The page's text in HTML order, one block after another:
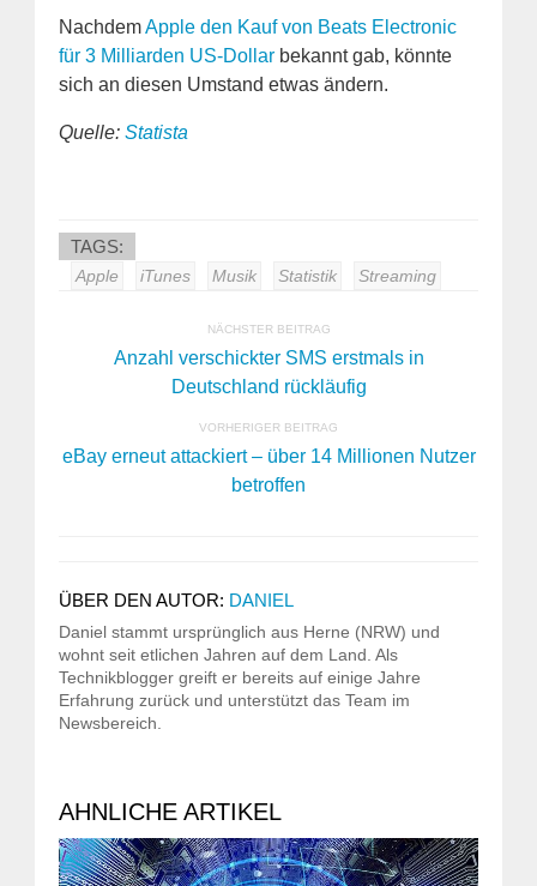
NachdemApple den Kauf von Beats Electronic
für 3 Milliarden US-Dollar bekannt gab, könnte
sich an diesen Umstand etwas ändern.
Quelle: Statista
TAGS:
Apple iTunes Musik Statistik Streaming
NÄCHSTER BEITRAG
Anzahl verschickter SMS erstmals in
Deutschland rückläufig
VORHERIGER BEITRAG
eBay erneut attackiert – über 14 Millionen Nutzer
betroffen
ÜBER DEN AUTOR: DANIEL
Daniel stammt ursprünglich aus Herne (NRW) und
wohnt seit etlichen Jahren auf dem Land. Als
Technikblogger greift er bereits auf einige Jahre
Erfahrung zurück und unterstützt das Team im
Newsbereich.
AHNLICHE ARTIKEL